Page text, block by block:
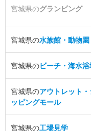
宮城県のグランピング
宮城県の水族館・動物園
宮城県のビーチ・海水
宮城県のアウトレット・
ッピングモール
宮城県の工場見学